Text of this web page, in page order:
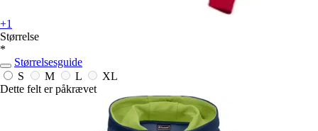
+1
Størrelse
*
Størrelsesguide
S
M L
XL
Dette felt er påkrævet